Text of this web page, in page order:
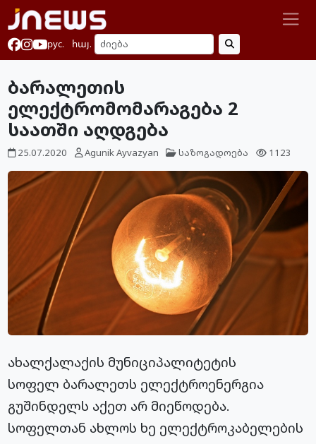
рус. հայ.
ბარალეთის
ელექტრომომარაგება 2
საათში აღდგება
25.07.2020 Agunik Ayvazyan საზოგადოება 1123
ახალქალაქის მუნიციპალიტეტის
სოფელ ბარალეთს ელექტროენერგია
გუშინდელს აქეთ არ მიეწოდება.
სოფელთან ახლოს ხე ელექტროკაბელების